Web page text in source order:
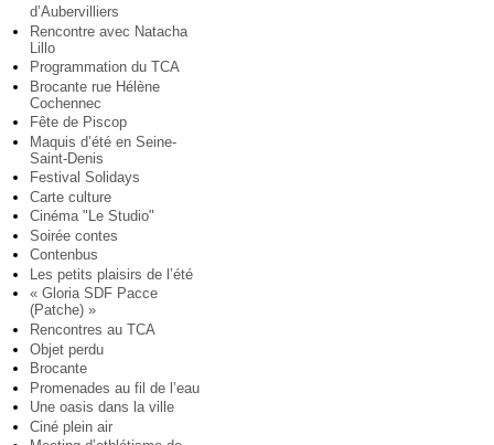
d’Aubervilliers
Rencontre avec Natacha
Lillo
Programmation du TCA
Brocante rue Hélène
Cochennec
Fête de Piscop
Maquis d’été en Seine-
Saint-Denis
Festival Solidays
Carte culture
Cinéma "Le Studio"
Soirée contes
Contenbus
Les petits plaisirs de l’été
« Gloria SDF Pacce
(Patche) »
Rencontres au TCA
Objet perdu
Brocante
Promenades au fil de l’eau
Une oasis dans la ville
Ciné plein air